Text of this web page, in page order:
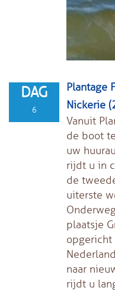
DAG
6
Plantage
Nickerie
Vanuit
de boot
uw
rijdt u in
de
uiterste
plaatsje
opgericht
naar
rijdt u